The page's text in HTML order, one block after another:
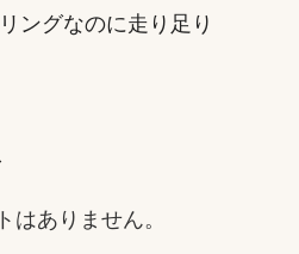
ングなのに走り足り
はありません。